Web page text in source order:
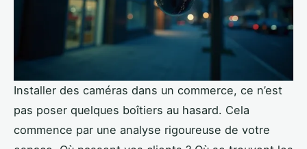
Installer des caméras dans un commerce, ce n’est
pas poser quelques boîtiers au hasard. Cela
commence par une analyse rigoureuse de votre